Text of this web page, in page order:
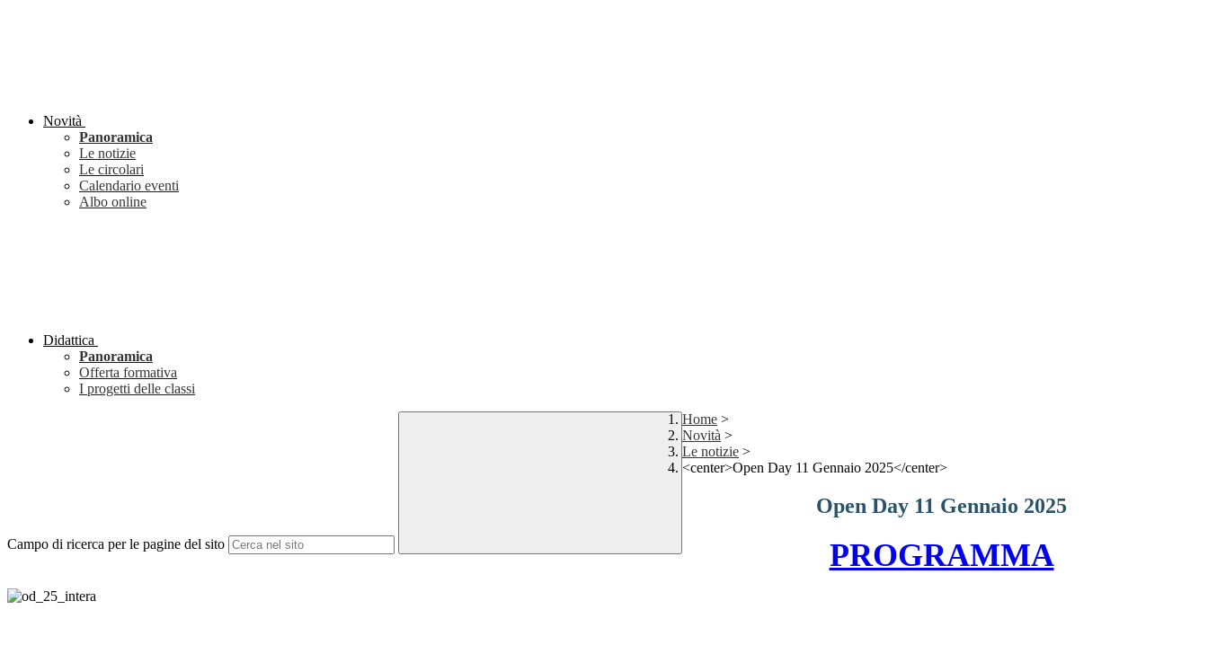
Novità
Panoramica
Le notizie
Le circolari
Calendario eventi
Albo online
Didattica
Panoramica
Offerta formativa
I progetti delle classi
Campo di ricerca per le pagine del sito
Home >
Novità >
Le notizie >
<center>Open Day 11 Gennaio 2025</center>
Open Day 11 Gennaio 2025
PROGRAMMA